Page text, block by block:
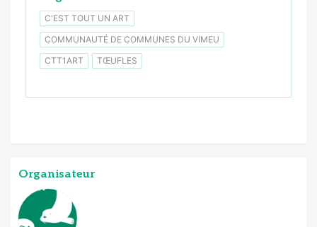
C'EST TOUT UN ART
COMMUNAUTÉ DE COMMUNES DU VIMEU
CTT1ART
TŒUFLES
Organisateur